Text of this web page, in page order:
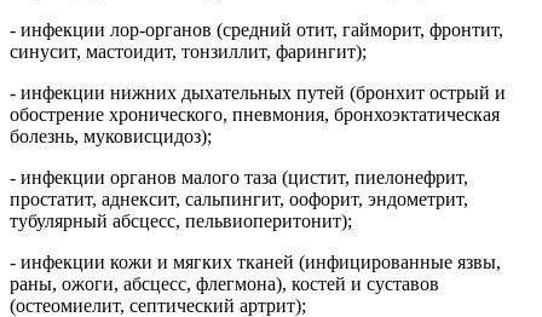
- инфекции лор-органов (средний отит, гайморит, фронтит,
синусит, мастоидит, тонзиллит, фарингит);
- инфекции нижних дыхательных путей (бронхит острый и
обострение хронического, пневмония, бронхоэктатическая
болезнь, муковисцидоз);
- инфекции органов малого таза (цистит, пиелонефрит,
простатит, аднексит, сальпингит, оофорит, эндометрит,
тубулярный абсцесс, пельвиоперитонит);
- инфекции кожи и мягких тканей (инфицированные язвы,
раны, ожоги, абсцесс, флегмона), костей и суставов
(остеомиелит, септический артрит);